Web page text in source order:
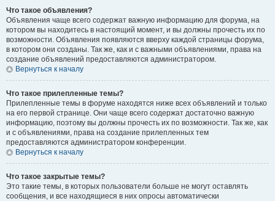
Что такое объявления?
Объявления чаще всего содержат важную информацию для форума, на
котором вы находитесь в настоящий момент, и вы должны прочесть их по
возможности. Объявления появляются вверху каждой страницы форума,
в котором они созданы. Так же, как и с важными объявлениями, права на
создание объявлений предоставляются администратором.
Вернуться к началу
Что такое прилепленные темы?
Прилепленные темы в форуме находятся ниже всех объявлений и только
на его первой странице. Они чаще всего содержат достаточно важную
информацию, поэтому вы должны прочесть их по возможности. Так же, как
и с объявлениями, права на создание прилепленных тем
предоставляются администратором конференции.
Вернуться к началу
Что такое закрытые темы?
Это такие темы, в которых пользователи больше не могут оставлять
сообщения, и все находящиеся в них опросы автоматически